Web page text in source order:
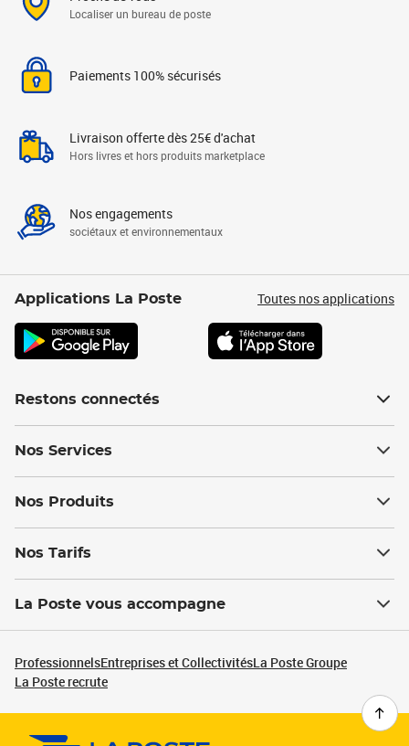
Localiser un bureau de poste
Paiements 100% sécurisés
Livraison offerte dès 25€ d'achat
Hors livres et hors produits marketplace
Nos engagements
sociétaux et environnementaux
Applications La Poste Toutes nos applications
Restons connectés
Nos Services
Nos Produits
Nos Tarifs
La Poste vous accompagne
ProfessionnelsEntreprises et CollectivitésLa Poste Groupe
La Poste recrute